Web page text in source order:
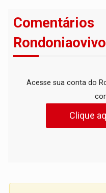
Comentários
Acesse sua conta do
Clique